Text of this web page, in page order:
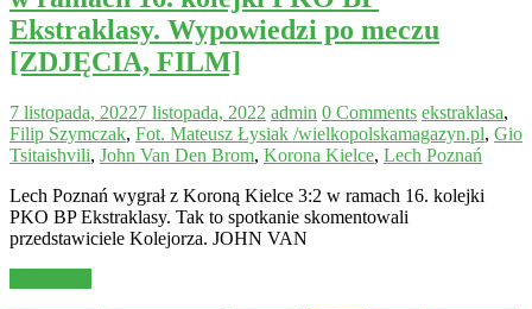
Ekstraklasy. Wypowiedzi po meczu
[ZDJĘCIA, FILM]
7 listopada, 20227 listopada, 2022 admin 0 Comments ekstraklasa,
Filip Szymczak, Fot. Mateusz Łysiak /wielkopolskamagazyn.pl, Gio
Tsitaishvili, John Van Den Brom, Korona Kielce, Lech Poznań
Lech Poznań wygrał z Koroną Kielce 3:2 w ramach 16. kolejki
PKO BP Ekstraklasy. Tak to spotkanie skomentowali
przedstawiciele Kolejorza. JOHN VAN